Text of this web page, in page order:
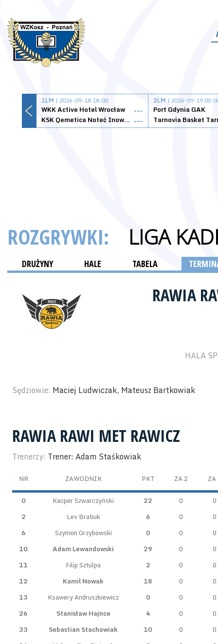
1LM | 2026-09-18 18:00
WKK Active Hotel Wrocław
---
KSK Qemetica Noteć Inowrocław ---
2LM | 2026-09-19
Port Gdynia GAK
ROZGRYWKI: LIGA
DRUŻYNY HALE TABELA
RAWIA
HALA
Sędziowie: Maciej Ludwiczak, Mateusz Bartkowiak
RAWIA RAWI MET RAWICZ
Trenerzy: Trener: Adam Staśkowiak
NR ZAWODNIK PKT ZA 2 ZA
0 Kacper Szwarczyński 22 0
0
2
Lev Bratiuk 6 0
0
6
Szymon Grzybowski 0 0
0
10
Adam Lewandowski 29 0
0
11
Filip Sztulpa 2 0
0
12
Kamil Nowak 18 0
0
13
Ksawery Andruszkiewicz 0 0
0
26
Stanisław Hajnce 4 0
0
33
Sebastian Stachowiak 10 0
0